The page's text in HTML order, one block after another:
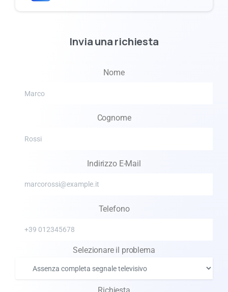
Invia una richiesta
Nome
Cognome
Indirizzo E-Mail
Telefono
Selezionare il problema